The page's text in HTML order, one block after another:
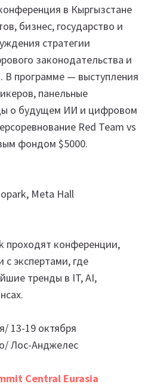
в Кыргызстане
бизнес, государство и
стратегии
законодательства и
В программе — выступления
панельные
о будущем ИИ и цифровом
Red Team vs
фондом $5000.
Meta Hall
проходят конференции,
с экспертами, где
тренды в IT, AI,
13-19 октября
Лос-Анджелес
Central Eurasia